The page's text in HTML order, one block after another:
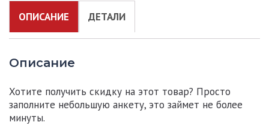
ОПИСАНИЕ ДЕТАЛИ
Описание
Хотите получить скидку на этот товар? Просто
заполните небольшую анкету, это займет не более
минуты.